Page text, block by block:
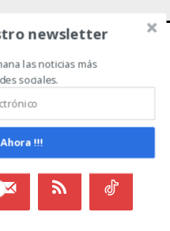
independiente
que intenta aglutinar
un sólo lugar.
newsletter
las noticias más
sociales.
!!!